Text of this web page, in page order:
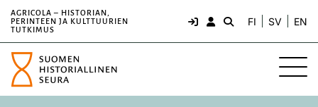
AGRICOLA – HISTORIAN,
PERINTEEN JA KULTTUURIEN
TUTKIMUS
FI SV EN